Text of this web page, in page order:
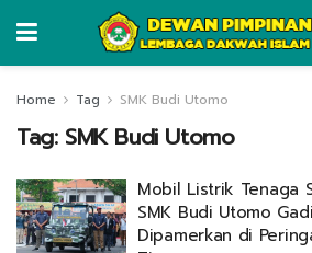
Home Tag SMK Budi Utomo
Tag: SMK Budi Utomo
Mobil Listrik Tenaga
SMK Budi Utomo
Dipamerkan di